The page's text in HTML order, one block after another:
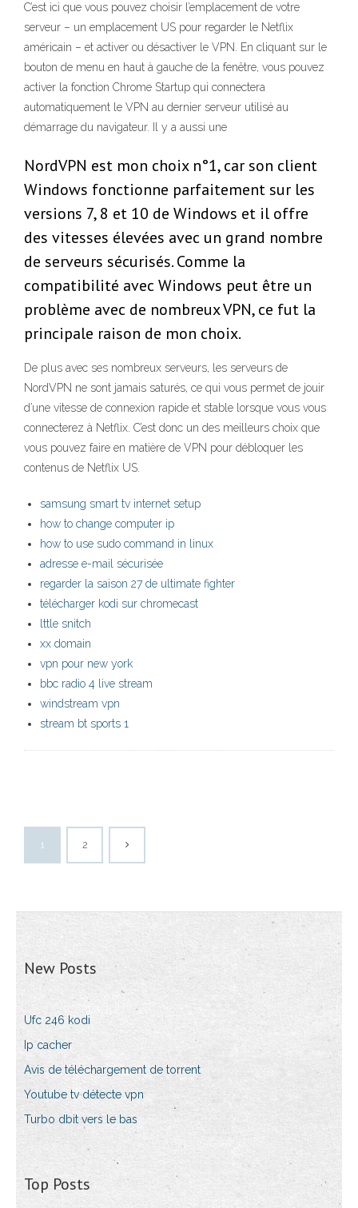
C’est ici que vous pouvez choisir l’emplacement de votre
serveur – un emplacement US pour regarder le Netflix
américain – et activer ou désactiver le VPN. En cliquant sur le
bouton de menu en haut à gauche de la fenêtre, vous pouvez
activer la fonction Chrome Startup qui connectera
automatiquement le VPN au dernier serveur utilisé au
démarrage du navigateur. Il y a aussi une
NordVPN est mon choix n°1, car son client
Windows fonctionne parfaitement sur les
versions 7, 8 et 10 de Windows et il offre
des vitesses élevées avec un grand nombre
de serveurs sécurisés. Comme la
compatibilité avec Windows peut être un
problème avec de nombreux VPN, ce fut la
principale raison de mon choix.
De plus avec ses nombreux serveurs, les serveurs de
NordVPN ne sont jamais saturés, ce qui vous permet de jouir
d’une vitesse de connexion rapide et stable lorsque vous vous
connecterez à Netflix. C’est donc un des meilleurs choix que
vous pouvez faire en matière de VPN pour débloquer les
contenus de Netflix US.
samsung smart tv internet setup
how to change computer ip
how to use sudo command in linux
adresse e-mail sécurisée
regarder la saison 27 de ultimate fighter
télécharger kodi sur chromecast
lttle snitch
xx domain
vpn pour new york
bbc radio 4 live stream
windstream vpn
stream bt sports 1
1 2
New Posts
Ufc 246 kodi
Ip cacher
Avis de téléchargement de torrent
Youtube tv détecte vpn
Turbo dbit vers le bas
Top Posts